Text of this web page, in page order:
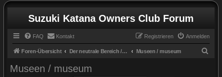
Suzuki Katana Owners Club Forum
FAQ Kontakt Anmelden
Registrieren
Foren-Übersicht Der neutrale Bereich / the neutral zone Museen / museum
Museen / museum